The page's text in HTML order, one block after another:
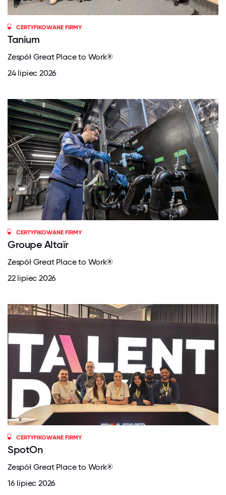
CERTYFIKOWANE FIRMY
Tanium
Zespół Great Place to Work®
24 lipiec 2026
CERTYFIKOWANE FIRMY
Groupe Altaïr
Zespół Great Place to Work®
22 lipiec 2026
CERTYFIKOWANE FIRMY
SpotOn
Zespół Great Place to Work®
16 lipiec 2026